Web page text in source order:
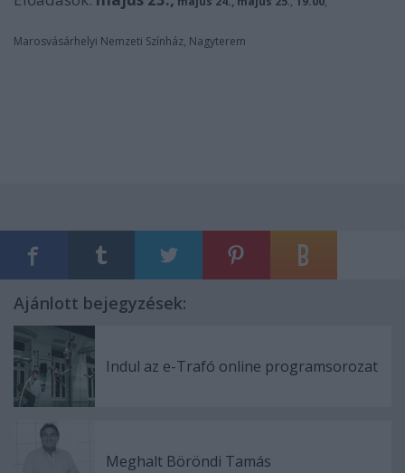
Marosvásárhelyi Nemzeti Színház, Nagyterem
Ajánlott bejegyzések:
Indul az e-Trafó online programsorozat
Meghalt Böröndi Tamás